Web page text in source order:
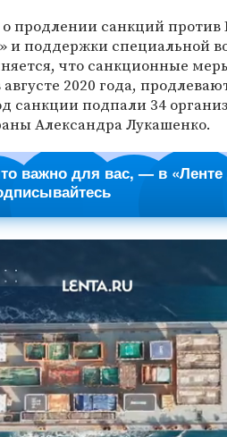
о продлении санкций против
и поддержки специальной
что санкционные
2020 года,
санкции подпали 34
Александра Лукашенко.
важно для вас, — в